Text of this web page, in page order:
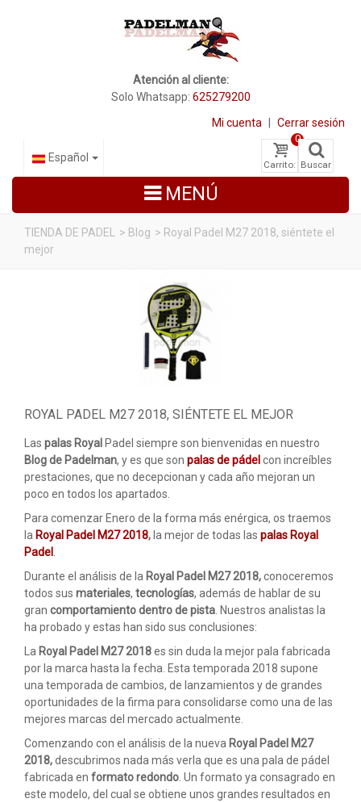
Atención al cliente:
Solo Whatsapp: 625279200
Mi cuenta Cerrar sesión
Carrito:
0
Buscar
Español
MENÚ
OUTLET PADEL
BLOG
TIENDA DE PADEL > Blog > Royal Padel M27 2018, siéntete el
mejor
ROYAL PADEL M27 2018, SIÉNTETE EL MEJOR
Las palas RoyalPadel siempre son bienvenidas en nuestro
Blog de Padelman, y es que son palas de pádelcon increíbles
prestaciones, que no decepcionan y cada año mejoran un
poco en todos los apartados.
Para comenzar Enero de la forma más enérgica, os traemos
la Royal Padel M27 2018,la mejor de todas las palas Royal
Padel
Durante el análisis de la Royal Padel M27 2018,conoceremos
todos sus materiales, tecnologías, además de hablar de su
gran comportamiento dentro de pista . Nuestros analistas la
ha probado y estas han sido sus conclusiones:
La Royal Padel M27 2018es sin duda la mejor pala fabricada
por la marca hasta la fecha. Esta temporada 2018 supone
una temporada de cambios, de lanzamientos y de grandes
oportunidades de la firma para consolidarse como una de las
mejores marcas del mercado actualmente.
Comenzando con el análisis de la nueva Royal Padel M27
2018,descubrimos nada más verla que es una pala de pádel
fabricada en formato redondo . Un formato ya consagrado en
este modelo, del cual se obtiene unos grandes resultados en